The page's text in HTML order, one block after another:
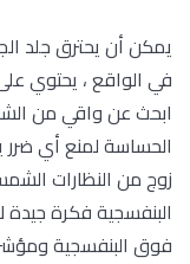
يمكن أن يحترق جلد
في الواقع ، يحتوي
ابحث عن واقي من
الحساسة لمنع أي ضرر
زوج من النظارات
البنفسجية فكرة
فوق البنفسجية